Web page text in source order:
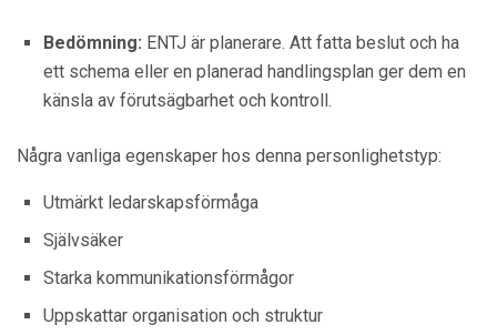
Bedömning: ENTJ är planerare. Att fatta beslut och ha
ett schema eller en planerad handlingsplan ger dem en
känsla av förutsägbarhet och kontroll.
Några vanliga egenskaper hos denna personlighetstyp:
Utmärkt ledarskapsförmåga
Självsäker
Starka kommunikationsförmågor
Uppskattar organisation och struktur